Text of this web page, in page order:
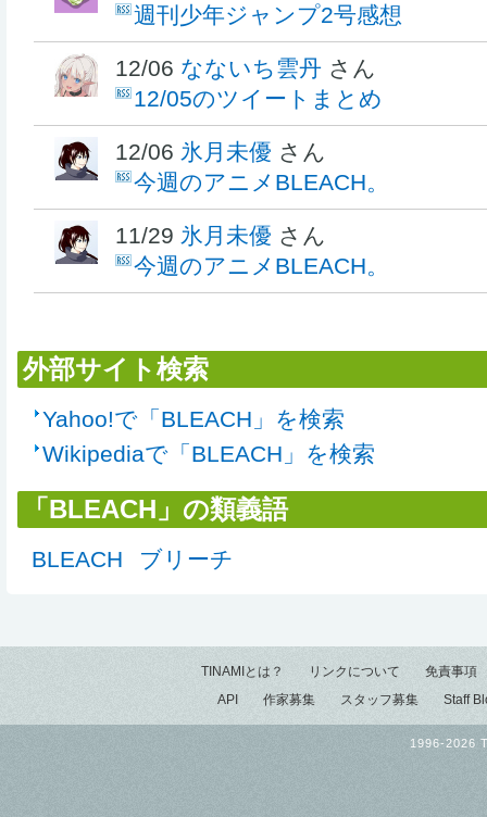
週刊少年ジャンプ2号感想
12/06 なないち雲丹 さん
12/05のツイートまとめ
12/06 氷月未優 さん
今週のアニメBLEACH。
11/29 氷月未優 さん
今週のアニメBLEACH。
外部サイト検索
Yahoo!で「BLEACH」を検索
Wikipediaで「BLEACH」を検索
「BLEACH」の類義語
BLEACH ブリーチ
TINAMIとは？ リンクについて
免責事項
API
作家募集 スタッフ募集 Staff
1996-2026